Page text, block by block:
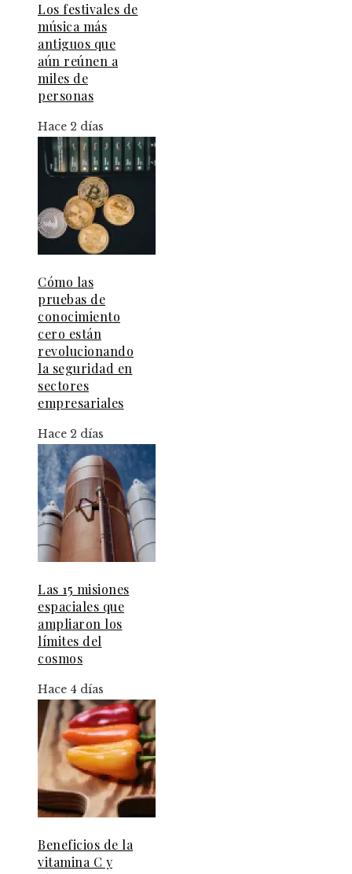
Los festivales de
música más
antiguos que
aún reúnen a
miles de
personas
Hace 2 días
Cómo las
pruebas de
conocimiento
cero están
revolucionando
la seguridad en
sectores
empresariales
Hace 2 días
Las 15 misiones
espaciales que
ampliaron los
límites del
cosmos
Hace 4 días
Beneficios de la
vitamina C y